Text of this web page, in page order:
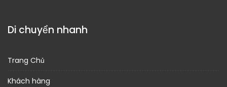
Di chuyển nhanh
Trang Chủ
Khách hàng